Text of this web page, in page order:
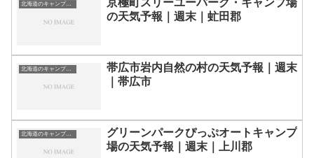
北海道のキャンプ場一覧
京極町スリーユーパーク・キャンプ場
の天気予報｜週末｜虻田郡
北海道のキャンプ場一覧
帯広市岩内自然の村の天気予報｜週末
｜帯広市
北海道のキャンプ場一覧
グリーンパークぴっぷオートキャンプ
場の天気予報｜週末｜上川郡